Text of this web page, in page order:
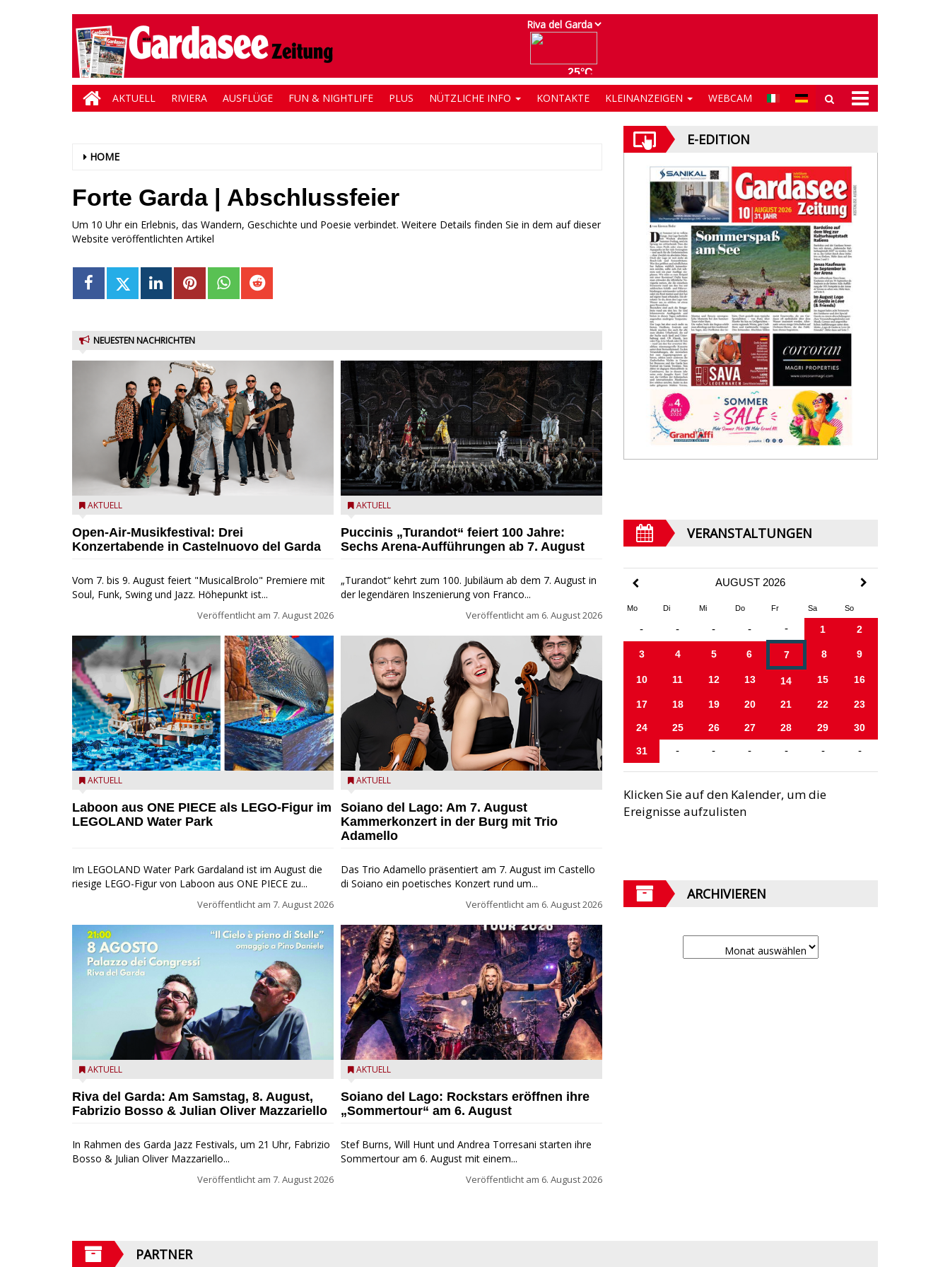
AKTUELL RIVIERA AUSFLÜGE FUN & NIGHTLIFE PLUS NÜTZLICHE INFO KONTAKTE KLEINANZEIGEN WEBCAM
HOME
Forte Garda | Abschlussfeier
Um 10 Uhr ein Erlebnis, das Wandern, Geschichte und Poesie verbindet. Weitere Details finden Sie in dem auf dieser
Website veröffentlichten Artikel
NEUESTEN NACHRICHTEN
Castelnuovo del Garda: Die "Dirotta su Cuba" zu Gast
AKTUELL
Open-Air-Musikfestival: Drei
Konzertabende in Castelnuovo del Garda
Vom 7. bis 9. August feiert "MusicalBrolo" Premiere mit
Soul, Funk, Swing und Jazz. Höhepunkt ist...
Veröffentlicht am 7. August 2026
Laboon aus ONE PIECE als LEGO-Figur im LEGOLAND
AKTUELL
Laboon aus ONE PIECE als LEGO-Figur im
LEGOLAND Water Park
Im LEGOLAND Water Park Gardaland ist im August die
riesige LEGO-Figur von Laboon aus ONE PIECE zu...
Veröffentlicht am 7. August 2026
Fabrizio Bosso & Julian Oliver Mazzariello zu Gast beim
AKTUELL
Riva del Garda: Am Samstag, 8. August,
Fabrizio Bosso & Julian Oliver Mazzariello
In Rahmen des Garda Jazz Festivals, um 21 Uhr, Fabrizio
Bosso & Julian Oliver Mazzariello...
Veröffentlicht am 7. August 2026
Turandot in der Arena von Verona - Ennevi für
AKTUELL
Puccinis „Turandot“ feiert 100 Jahre:
Sechs Arena-Aufführungen ab 7. August
„Turandot“ kehrt zum 100. Jubiläum ab dem 7. August in
der legendären Inszenierung von Franco...
Veröffentlicht am 6. August 2026
Trio Adamello
AKTUELL
Soiano del Lago: Am 7. August
Kammerkonzert in der Burg mit Trio
Adamello
Das Trio Adamello präsentiert am 7. August im Castello
di Soiano ein poetisches Konzert rund um...
Veröffentlicht am 6. August 2026
Stef Burns, Will Hunt und Andrea Torresani im Summer
AKTUELL
Soiano del Lago: Rockstars eröffnen ihre
„Sommertour“ am 6. August
Stef Burns, Will Hunt und Andrea Torresani starten ihre
Sommertour am 6. August mit einem...
Veröffentlicht am 6. August 2026
E-EDITION
VERANSTALTUNGEN
AUGUST 2026
Mo Di Mi Do Fr Sa So
- - - - - 1 2
3 4 5 6 7 8 9
10 11 12 13 14 15 16
17 18 19 20 21 22 23
24 25 26 27 28 29 30
31 - - - - - -
Klicken Sie auf den Kalender, um die
Ereignisse aufzulisten
ARCHIVIEREN
PARTNER